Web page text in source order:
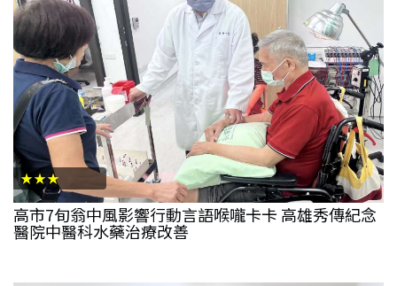
★★★
高市7旬翁中風影響行動言語喉嚨卡卡 高雄秀傳紀念
醫院中醫科水藥治療改善